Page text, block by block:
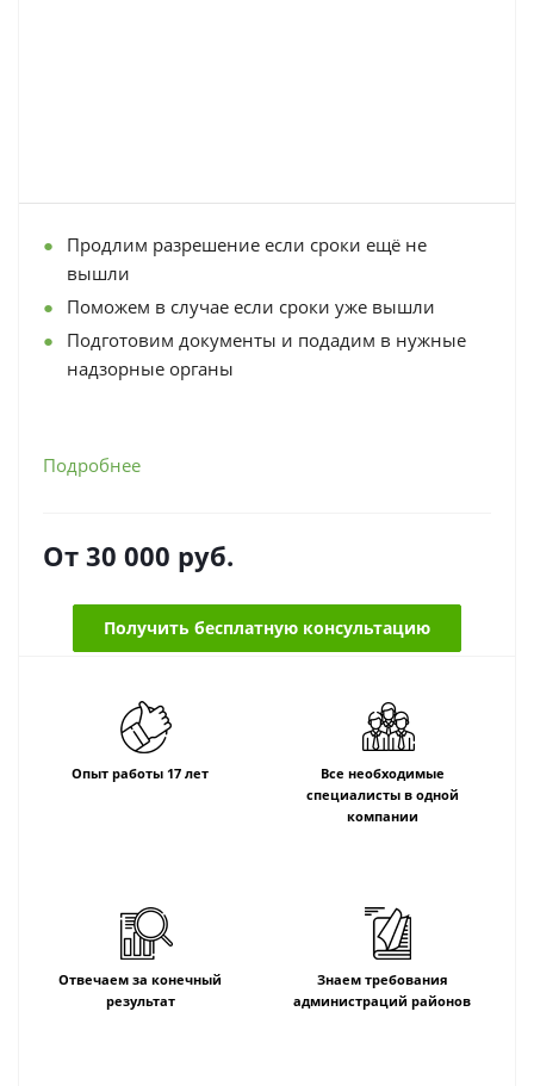
Продлим разрешение если сроки ещё не
вышли
Поможем в случае если сроки уже вышли
Подготовим документы и подадим в нужные
надзорные органы
Подробнее
От 30 000 руб.
Получить бесплатную консультацию
Опыт работы 17 лет
Все необходимые
специалисты в одной
компании
Отвечаем за конечный
результат
Знаем требования
администраций районов